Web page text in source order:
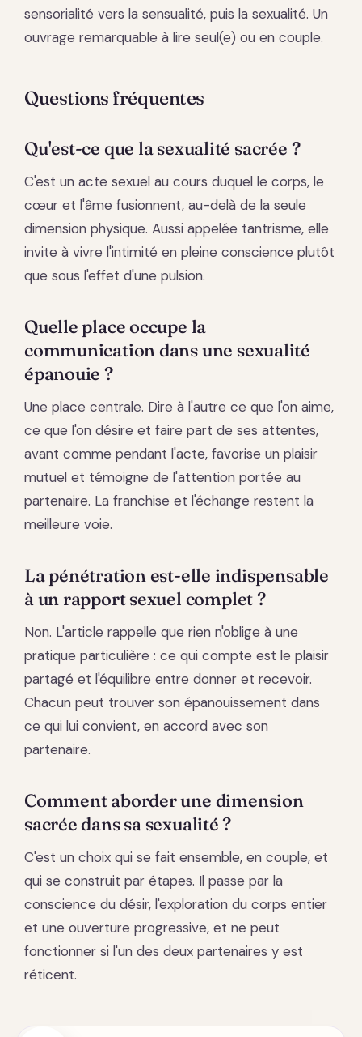
sensorialité vers la sensualité, puis la sexualité. Un
ouvrage remarquable à lire seul(e) ou en couple.
Questions fréquentes
Qu'est-ce que la sexualité sacrée ?
C'est un acte sexuel au cours duquel le corps, le
cœur et l'âme fusionnent, au-delà de la seule
dimension physique. Aussi appelée tantrisme, elle
invite à vivre l'intimité en pleine conscience plutôt
que sous l'effet d'une pulsion.
Quelle place occupe la
communication dans une sexualité
épanouie ?
Une place centrale. Dire à l'autre ce que l'on aime,
ce que l'on désire et faire part de ses attentes,
avant comme pendant l'acte, favorise un plaisir
mutuel et témoigne de l'attention portée au
partenaire. La franchise et l'échange restent la
meilleure voie.
La pénétration est-elle indispensable
à un rapport sexuel complet ?
Non. L'article rappelle que rien n'oblige à une
pratique particulière : ce qui compte est le plaisir
partagé et l'équilibre entre donner et recevoir.
Chacun peut trouver son épanouissement dans
ce qui lui convient, en accord avec son
partenaire.
Comment aborder une dimension
sacrée dans sa sexualité ?
C'est un choix qui se fait ensemble, en couple, et
qui se construit par étapes. Il passe par la
conscience du désir, l'exploration du corps entier
et une ouverture progressive, et ne peut
fonctionner si l'un des deux partenaires y est
réticent.